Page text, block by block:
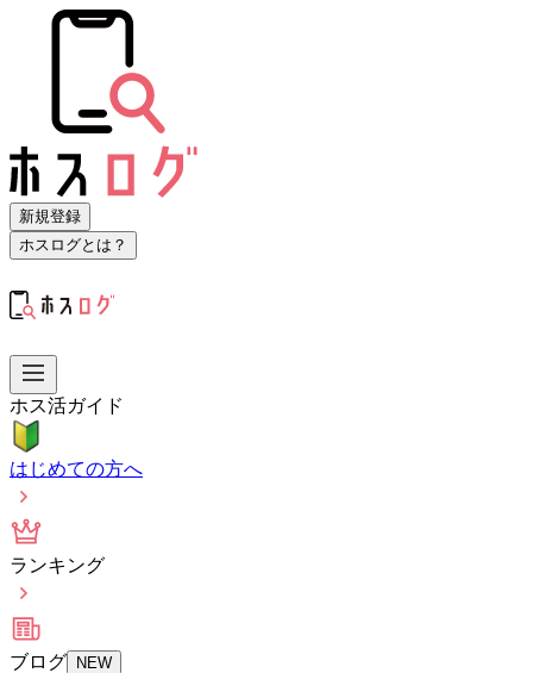
新規登録
ホスログとは？
ホス活ガイド
はじめての方へ
ランキング
ブログ NEW